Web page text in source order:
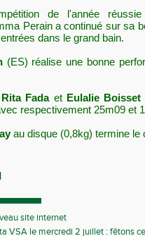
de l'année
Perain a continué sur sa
dans le grand bain.
(ES) réalise une bonne
Rita Fadaet Eulalie Boisset
respectivement 25m09 et
au disque (0,8kg) termine
site internet
VSA le mercredi 2 juillet : fêtons